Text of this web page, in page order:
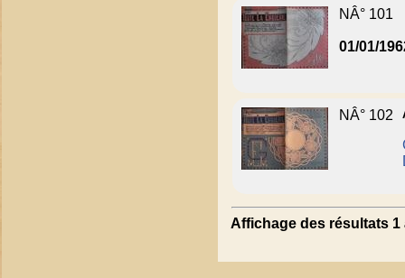
NÂ° 101
01/01/
NÂ° 102
Affichage des résultats 1